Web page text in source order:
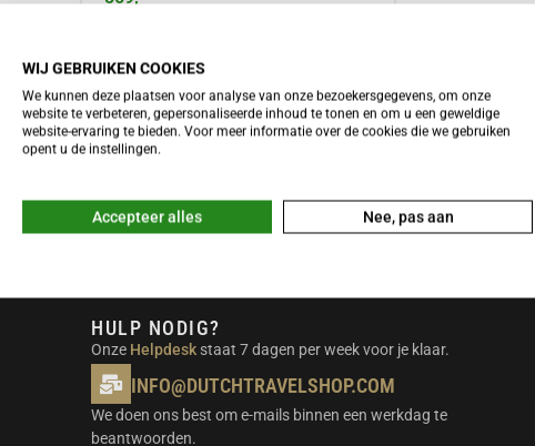
Meer informatie
HULP NODIG?
Onze Helpdesk staat 7 dagen per week voor je klaar.
INFO@DUTCHTRAVELSHOP.COM
We doen ons best om e-mails binnen een werkdag te
beantwoorden.
WIJ GEBRUIKEN COOKIES
We kunnen deze plaatsen voor analyse van onze bezoekersgegevens, om onze
website te verbeteren, gepersonaliseerde inhoud te tonen en om u een geweldige
website-ervaring te bieden. Voor meer informatie over de cookies die we gebruiken
opent u de instellingen.
Accepteer alles Nee, pas aan